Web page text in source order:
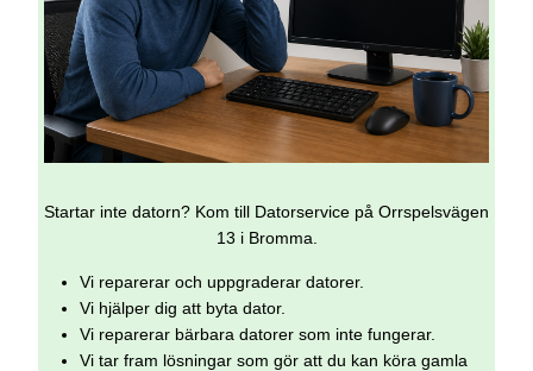
Startar inte datorn? Kom till Datorservice på Orrspelsvägen
13 i Bromma.
Vi reparerar och uppgraderar datorer.
Vi hjälper dig att byta dator.
Vi reparerar bärbara datorer som inte fungerar.
Vi tar fram lösningar som gör att du kan köra gamla